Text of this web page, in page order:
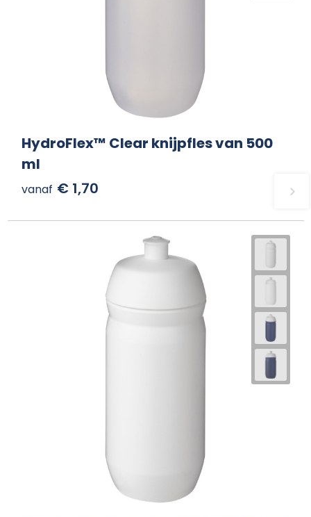
HydroFlex™ Clear knijpfles van 500
ml
vanaf € 1,70